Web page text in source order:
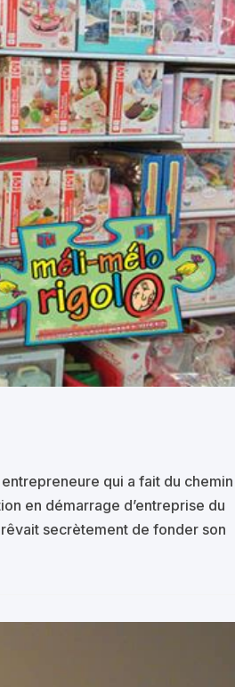
qui a fait du chemin
en démarrage d’entreprise du
secrètement de fonder son